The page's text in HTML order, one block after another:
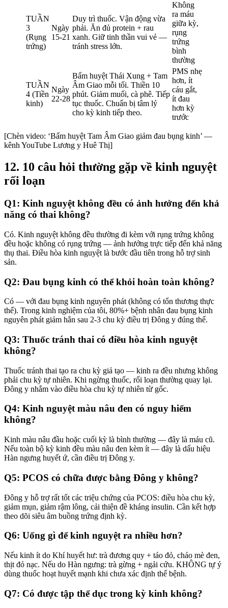
TUẦN
3
(Rụng
trứng)
Ngày
15-21
Duy trì thuốc. Vận động vừa
phải. Ăn đủ protein + rau
xanh. Giữ tinh thần vui vẻ —
tránh stress lớn.
Không
ra máu
giữa kỳ,
rụng
trứng
bình
thường
TUẦN
4 (Tiền
kinh)
Ngày
22-28
Bấm huyệt Thái Xung + Tam
Âm Giao mỗi tối. Thiền 10
phút. Giảm muối, cà phê. Tiếp
tục thuốc. Chuẩn bị tâm lý
cho kỳ kinh tiếp theo.
PMS nhẹ
hơn, ít
cáu gắt,
ít đau
hơn kỳ
trước
[Chèn video: ‘Bấm huyệt Tam Âm Giao giảm đau bụng kinh’ —
kênh YouTube Lương y Huê Thị]
12. 10 câu hỏi thường gặp về kinh nguyệt
rối loạn
Q1: Kinh nguyệt không đều có ảnh hưởng đến khả
năng có thai không?
Có. Kinh nguyệt không đều thường đi kèm với rụng trứng không
đều hoặc không có rụng trứng — ảnh hưởng trực tiếp đến khả năng
thụ thai. Điều hòa kinh nguyệt là bước đầu tiên trong hỗ trợ sinh
sản.
Q2: Đau bụng kinh có thể khỏi hoàn toàn không?
Có — với đau bụng kinh nguyên phát (không có tổn thương thực
thể). Trong kinh nghiệm của tôi, 80%+ bệnh nhân đau bụng kinh
nguyên phát giảm hẳn sau 2-3 chu kỳ điều trị Đông y đúng thể.
Q3: Thuốc tránh thai có điều hòa kinh nguyệt
không?
Thuốc tránh thai tạo ra chu kỳ giả tạo — kinh ra đều nhưng không
phải chu kỳ tự nhiên. Khi ngừng thuốc, rối loạn thường quay lại.
Đông y nhắm vào điều hòa chu kỳ tự nhiên từ gốc.
Q4: Kinh nguyệt màu nâu đen có nguy hiểm
không?
Kinh màu nâu đầu hoặc cuối kỳ là bình thường — đây là máu cũ.
Nếu toàn bộ kỳ kinh đều màu nâu đen kèm ít — đây là dấu hiệu
Hàn ngưng huyết ứ, cần điều trị Đông y.
Q5: PCOS có chữa được bằng Đông y không?
Đông y hỗ trợ rất tốt các triệu chứng của PCOS: điều hòa chu kỳ,
giảm mụn, giảm rậm lông, cải thiện đề kháng insulin. Cần kết hợp
theo dõi siêu âm buồng trứng định kỳ.
Q6: Uống gì để kinh nguyệt ra nhiều hơn?
Nếu kinh ít do Khí huyết hư: trà đương quy + táo đỏ, cháo mè đen,
thịt đỏ nạc. Nếu do Hàn ngưng: trà gừng + ngải cứu. KHÔNG tự ý
dùng thuốc hoạt huyết mạnh khi chưa xác định thể bệnh.
Q7: Có được tập thể dục trong kỳ kinh không?